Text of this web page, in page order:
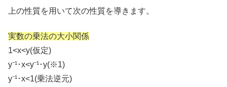
上の性質を用いて次の性質を導きます。
実数の乗法の大小関係
1<x<y(仮定)
y⁻¹･x<y⁻¹･y(※1)
y⁻¹･x<1(乗法逆元)